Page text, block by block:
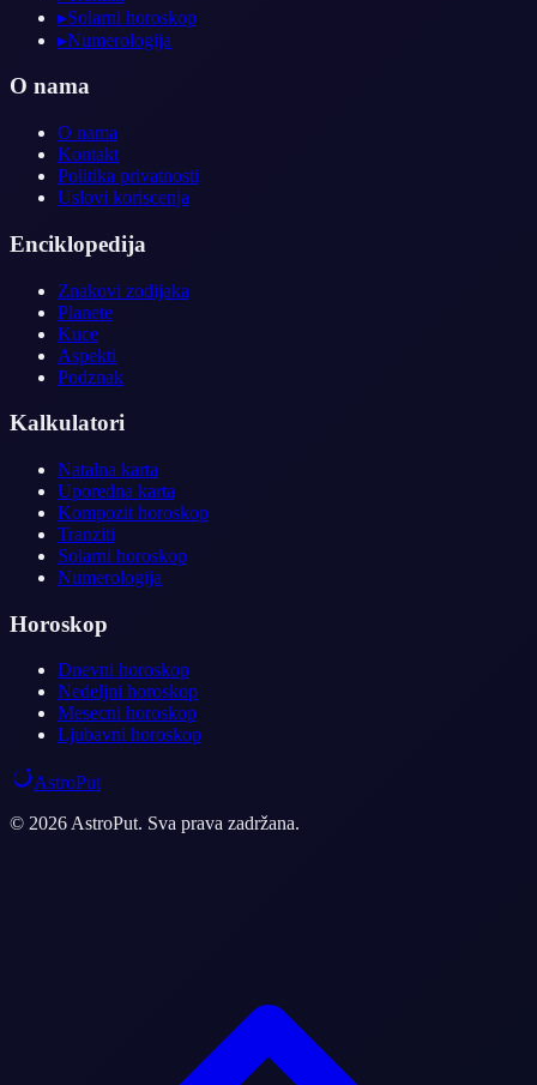
▸Solarni horoskop
▸Numerologija
O nama
O nama
Kontakt
Politika privatnosti
Uslovi koriscenja
Enciklopedija
Znakovi zodijaka
Planete
Kuce
Aspekti
Podznak
Kalkulatori
Natalna karta
Uporedna karta
Kompozit horoskop
Tranziti
Solarni horoskop
Numerologija
Horoskop
Dnevni horoskop
Nedeljni horoskop
Mesecni horoskop
Ljubavni horoskop
AstroPut
© 2026 AstroPut. Sva prava zadržana.